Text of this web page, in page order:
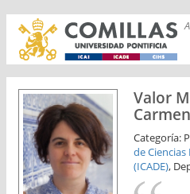
Valor
Carmen
Categoría:
de
(ICADE),